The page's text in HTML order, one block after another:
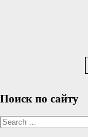
Поиск по сайту
Sear
for: